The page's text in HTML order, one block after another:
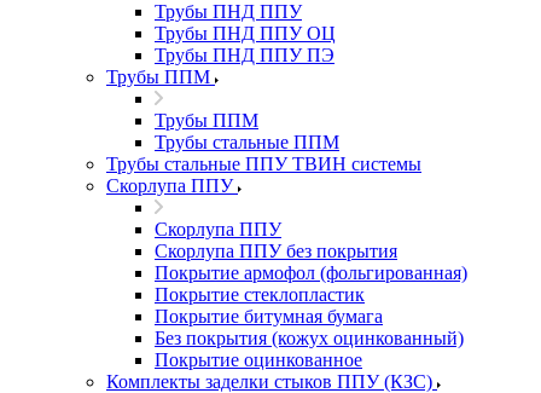
Трубы ПНД ППУ
Трубы ПНД ППУ ОЦ
Трубы ПНД ППУ ПЭ
Трубы ППМ
Трубы ППМ
Трубы стальные ППМ
Трубы стальные ППУ ТВИН системы
Скорлупа ППУ
Скорлупа ППУ
Скорлупа ППУ без покрытия
Покрытие армофол (фольгированная)
Покрытие стеклопластик
Покрытие битумная бумага
Без покрытия (кожух оцинкованный)
Покрытие оцинкованное
Комплекты заделки стыков ППУ (КЗС)